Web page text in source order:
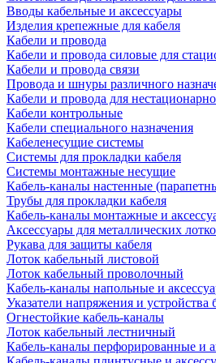
Вводы кабельные и аксессуары
Изделия крепежные для кабеля
Кабели и провода
Кабели и провода силовые для
Кабели и провода связи
Провода и шнуры различного
Кабели и провода для
Кабели контрольные
Кабели специального назначения
Кабеленесущие системы
Системы для прокладки кабеля
Системы монтажные несущие
Кабель-каналы настенные
Трубы для прокладки кабеля
Кабель-каналы монтажные и
Аксессуары для металлических
Рукава для защиты кабеля
Лоток кабельный листовой
Лоток кабельный проволочный
Кабель-каналы напольные и
Указатели напряжения и устройства
Огнестойкие кабель-каналы
Лоток кабельный лестничный
Кабель-каналы перфорированные и